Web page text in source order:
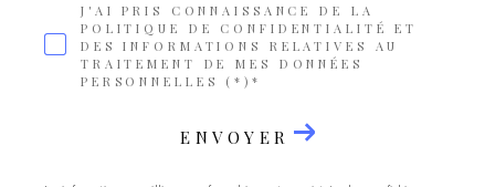
J'AI PRIS CONNAISSANCE DE LA
POLITIQUE DE CONFIDENTIALITÉ ET
DES INFORMATIONS RELATIVES AU
TRAITEMENT DE MES DONNÉES
PERSONNELLES (*)*
ENVOYER